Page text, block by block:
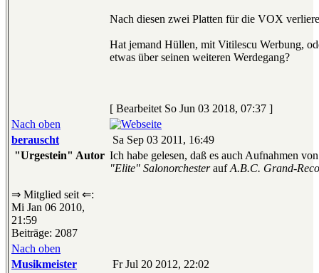
Nach diesen zwei Platten für die VOX
Hat jemand Hüllen, mit Vitilescu Werbung,
etwas über seinen weiteren Werdegang?
[ Bearbeitet So Jun 03 2018, 07:37 ]
Nach oben
berauscht
Sa Sep 03 2011, 16:49
"Urgestein" Autor
⇒ Mitglied seit ⇐:
Mi Jan 06 2010,
21:59
Beiträge: 2087
Ich habe gelesen, daß es auch Aufnahmen
"Elite" SalonorchesteraufA.B.C. Grand-
Nach oben
Musikmeister
Fr Jul 20 2012, 22:02